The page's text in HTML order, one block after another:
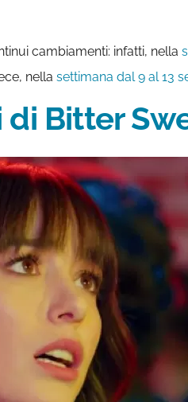
cambiamenti: infatti, nella
nella settimana dal 9 al 13
Bitter